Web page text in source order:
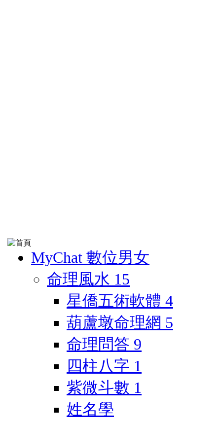
MyChat 數位男女
命理風水 15
星僑五術軟體 4
葫蘆墩命理網 5
命理問答 9
四柱八字 1
紫微斗數 1
姓名學